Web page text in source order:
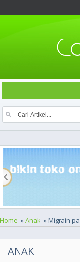
Home »Anak » Migrain
ANAK